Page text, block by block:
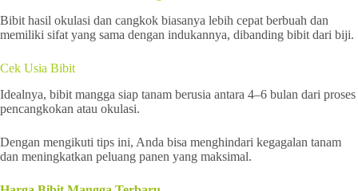
Bibit hasil okulasi dan cangkok biasanya lebih cepat berbuah dan
memiliki sifat yang sama dengan indukannya, dibanding bibit dari biji.
Cek Usia Bibit
Idealnya, bibit mangga siap tanam berusia antara 4–6 bulan dari proses
pencangkokan atau okulasi.
Dengan mengikuti tips ini, Anda bisa menghindari kegagalan tanam
dan meningkatkan peluang panen yang maksimal.